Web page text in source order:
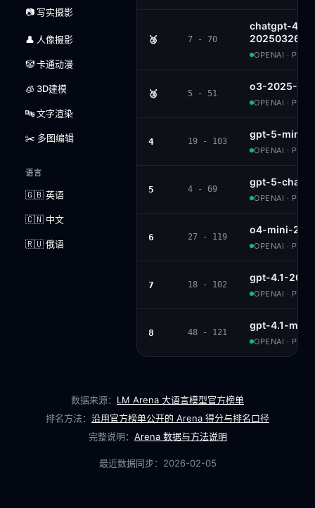
📷 写实摄影
👤 人像摄影
🤡 卡通动漫
🧊 3D建模
🔤 文字渲染
✂️ 多图编辑
语言
🇬🇧 英语
🇨🇳 中文
🇷🇺 俄语
🥈 7 - 70
chatgpt-4o-
20250326
OPENAI ·
🥉 5 - 51
o3-2025-
OPENAI ·
4 19 - 103
gpt-5-mini-
OPENAI ·
5 4 - 69
gpt-5-chat
OPENAI ·
6 27 - 119
o4-mini-
OPENAI ·
7 18 - 102
gpt-4.1-
OPENAI ·
8 48 - 121
gpt-4.1-
OPENAI ·
数据来源： LM Arena 大语言模型官方榜单
排名方法： 沿用官方榜单公开的 Arena 得分与排名口径
完整说明： Arena 数据与方法说明
最近数据同步： 2026-02-05